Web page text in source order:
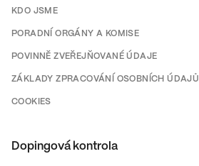
KDO JSME
PORADNÍ ORGÁNY A KOMISE
POVINNĚ ZVEŘEJŇOVANÉ ÚDAJE
ZÁKLADY ZPRACOVÁNÍ OSOBNÍCH ÚDAJŮ
COOKIES
Dopingová kontrola